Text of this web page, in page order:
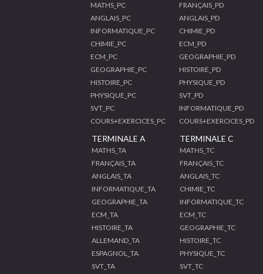
MATHS_PC
ANGLAIS_PC
INFORMATIQUE_PC
CHIMIE_PC
ECM_PC
GEOGRAPHIE_PC
HISTOIRE_PC
PHYSIQUE_PC
SVT_PC
COURS+EXERCICES_PC
FRANÇAIS_PD
ANGLAIS_PD
CHIMIE_PD
ECM_PD
GEOGRAPHIE_PD
HISTOIRE_PD
PHYSIQUE_PD
SVT_PD
INFORMATIQUE_PD
COURS+EXERCICES_PD
TERMINALE A
MATHS_TA
FRANÇAIS_TA
ANGLAIS_TA
INFORMATIQUE_TA
GEOGRAPHIE_TA
ECM_TA
HISTOIRE_TA
ALLEMAND_TA
ESPAGNOL_TA
SVT_TA
TERMINALE C
MATHS_TC
FRANÇAIS_TC
ANGLAIS_TC
CHIMIE_TC
INFORMATIQUE_TC
ECM_TC
GEOGRAPHIE_TC
HISTOIRE_TC
PHYSIQUE_TC
SVT_TC